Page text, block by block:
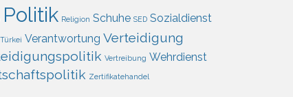
Politik Religion Schuhe SED Sozialdienst
Türkei Verantwortung Verteidigung
Vertreibung Wehrdienst
Zertifikatehandel